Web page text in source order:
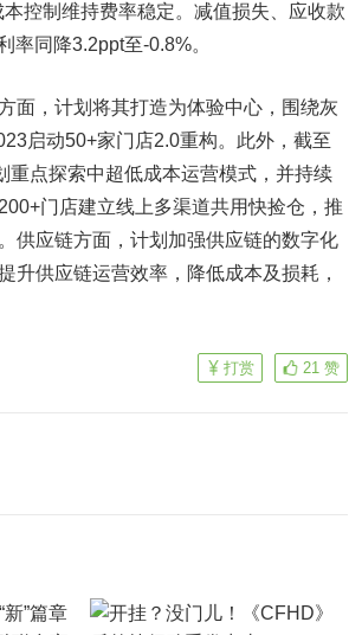
控制维持费率稳定。减值损失、应收款
同降3.2ppt至-0.8%。
，计划将其打造为体验中心，围绕灰
启动50+家门店2.0重构。此外，截至
重点探索中超低成本运营模式，并持续
门店建立线上多渠道共用快捡仓，推
供应链方面，计划加强供应链的数字化
升供应链运营效率，降低成本及损耗，
21 赞
打赏